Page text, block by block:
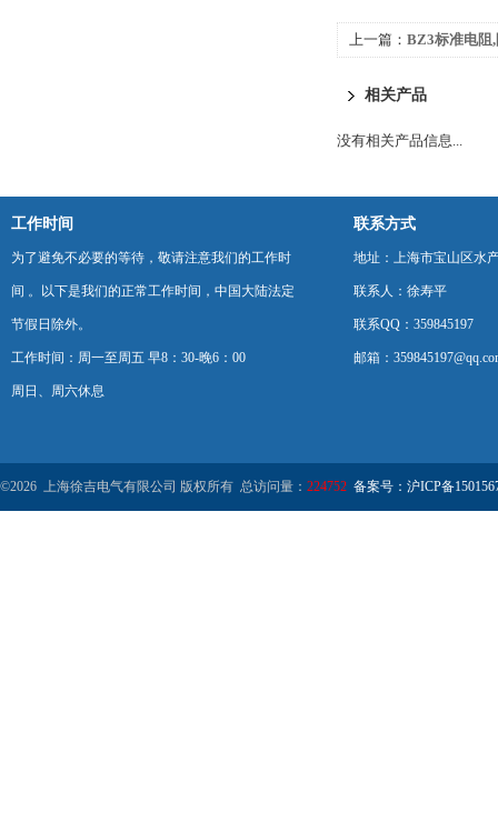
上一篇： BZ3标准电阻
相关产品
没有相关产品信息...
工作时间
为了避免不必要的等待，敬请注意我们的工作时
间 。以下是我们的正常工作时间，中国大陆法定
节假日除外。
工作时间：周一至周五 早8：30-晚6：00
周日、周六休息
联系方式
地址：上海市宝山区水
联系人：徐寿平
联系QQ：359845197
邮箱：
©2026 上海徐吉电气有限公司 版权所有 总访问量： 224752 备案号：沪ICP备